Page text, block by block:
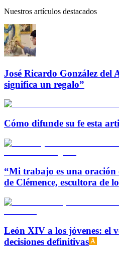
Nuestros artículos destacados
José Ricardo González del
significa un regalo”
Cómo difunde su fe esta
“Mi trabajo es una
de Clémence, escultora de
León XIV a los jóvenes: el
decisiones definitivas